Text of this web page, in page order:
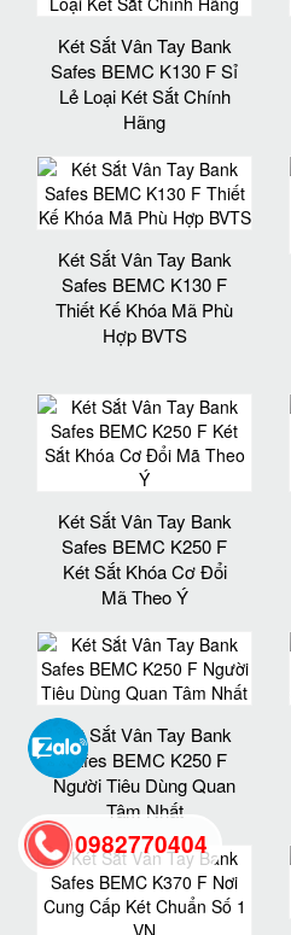
Két Sắt Vân Tay Bank
Safes BEMC K130 F Sỉ
Lẻ Loại Két Sắt Chính
Hãng
Két Sắt Vân Tay Bank
Safes BEMC K130 F
Thiết Kế Khóa Mã Phù
Hợp BVTS
Két Sắt Vân Tay Bank
Safes BEMC K250 F
Két Sắt Khóa Cơ Đổi
Mã Theo Ý
Két Sắt Vân Tay Bank
Safes BEMC K250 F
Người Tiêu Dùng Quan
Tâm Nhất
0982770404